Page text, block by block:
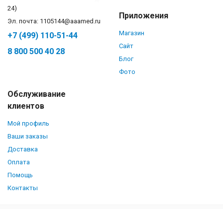
24)
Эл. почта: 1105144@aaamed.ru
+7 (499) 110-51-44
8 800 500 40 28
Приложения
Магазин
Сайт
Блог
Фото
Обслуживание
клиентов
Мой профиль
Ваши заказы
Доставка
Оплата
Помощь
Контакты